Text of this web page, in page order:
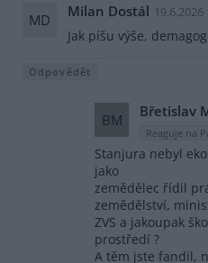
MD Milan Dostál 19.6.2026
Jak píšu výše,
Odpovědět
BM Břetislav
Reaguje na
Stanjura nebyl
jako
zemědělec řídil
zemědělství,
ZVS a jakoupak
prostředí ?
A těm jste fandil,